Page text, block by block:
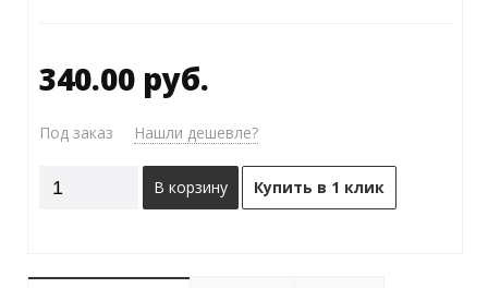
340.00 руб.
Под заказ Нашли дешевле?
В корзину Купить в 1 клик